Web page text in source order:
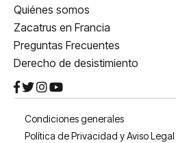
Quiénes somos
Zacatrus en Francia
Preguntas Frecuentes
Derecho de desistimiento
Condiciones generales
Política de Privacidad y Aviso Legal